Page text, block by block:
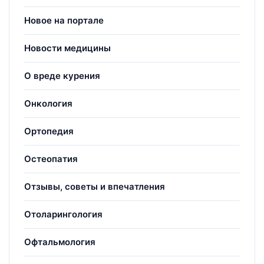
Новое на портале
Новости медицины
О вреде курения
Онкология
Ортопедия
Остеопатия
Отзывы, советы и впечатления
Отоларингология
Офтальмология